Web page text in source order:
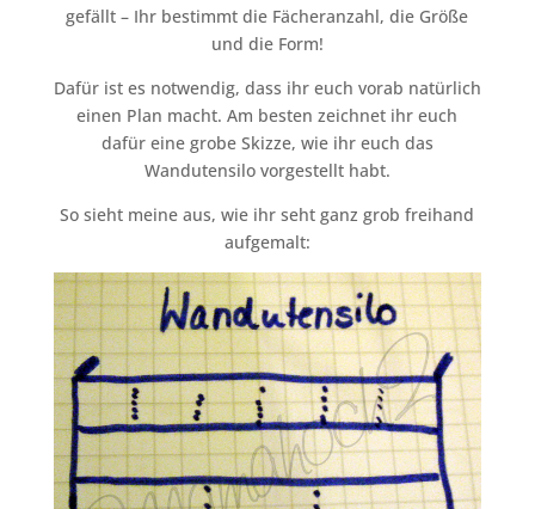
gefällt – Ihr bestimmt die Fächeranzahl, die Größe
und die Form!
Dafür ist es notwendig, dass ihr euch vorab natürlich
einen Plan macht. Am besten zeichnet ihr euch
dafür eine grobe Skizze, wie ihr euch das
Wandutensilo vorgestellt habt.
So sieht meine aus, wie ihr seht ganz grob freihand
aufgemalt: